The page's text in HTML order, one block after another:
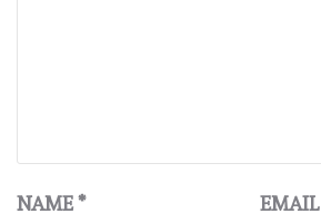
NAME* EMAIL